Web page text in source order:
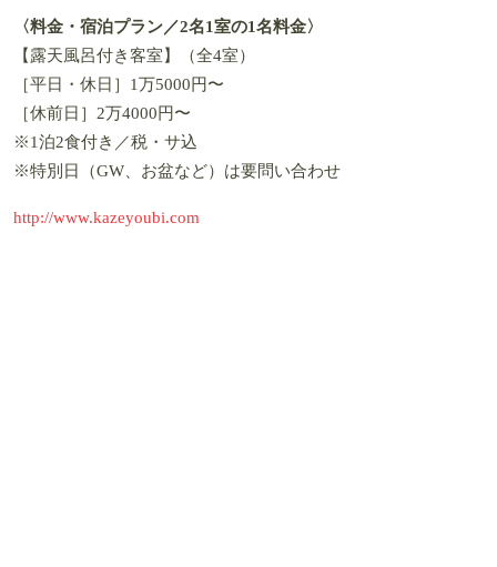
〈料金・宿泊プラン／2名1室の1名料金〉
【露天風呂付き客室】（全4室）
［平日・休日］1万5000円〜
［休前日］2万4000円〜
※1泊2食付き／税・サ込
※特別日（GW、お盆など）は要問い合わせ
http://www.kazeyoubi.com